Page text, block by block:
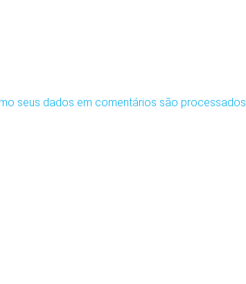
seus dados em comentários são processados